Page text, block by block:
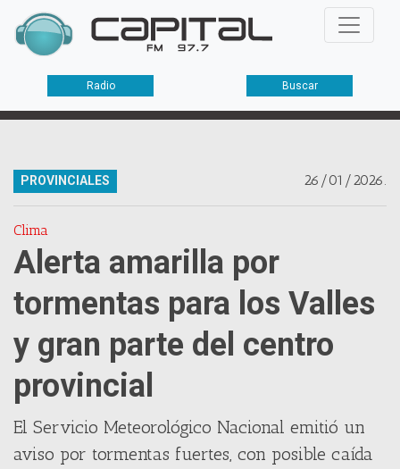
Radio Buscar
26/01/2026.
PROVINCIALES
Clima
Alerta amarilla por
tormentas para los Valles
y gran parte del centro
provincial
El Servicio Meteorológico Nacional emitió un
aviso por tormentas fuertes, con posible caída